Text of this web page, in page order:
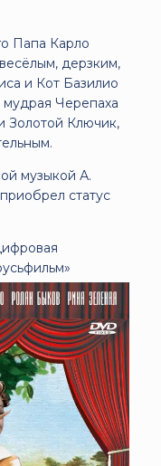
Папа Карло
дерзким,
и Кот Базилио
мудрая Черепаха
Золотой Ключик,
музыкой А.
статус